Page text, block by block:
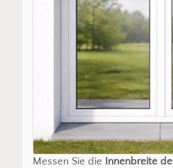
Messen Sie die Innenbreite